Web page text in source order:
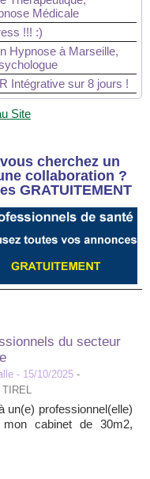
Médicale
!!! :)
Hypnose à Marseille,
Intégrative sur 8 jours !
Site
cherchez un
collaboration ?
GRATUITEMENT
du secteur
- 15/10/2025 -
TIREL
un(e) professionnel(elle)
cabinet de 30m2,